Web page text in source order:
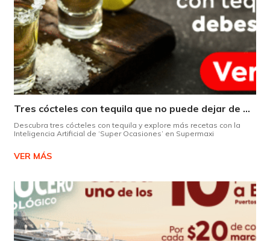
Tres cócteles con tequila que no puede dejar de probar gracias a nuestra IA.
Descubra tres cócteles con tequila y explore más recetas con la
Inteligencia Artificial de ‘Super Ocasiones’ en Supermaxi
VER MÁS